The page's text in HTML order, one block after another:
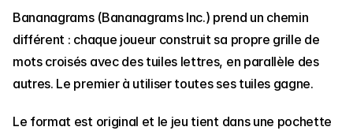
Bananagrams (Bananagrams Inc.) prend un chemin
différent : chaque joueur construit sa propre grille de
mots croisés avec des tuiles lettres, en parallèle des
autres. Le premier à utiliser toutes ses tuiles gagne.
Le format est original et le jeu tient dans une pochette